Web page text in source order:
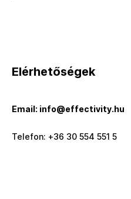
Elérhetőségek
Email: info@effectivity.hu
Telefon: +36 30 554 551 5